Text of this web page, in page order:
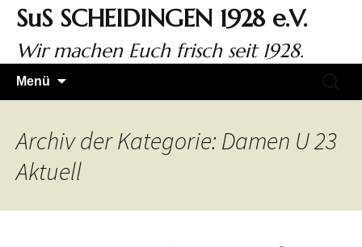
Zum
Inhalt
springen
SuS SCHEIDINGEN 1928 e.V.
Wir machen Euch frisch seit 1928.
Menü
Archiv der Kategorie: Damen U 23
Aktuell